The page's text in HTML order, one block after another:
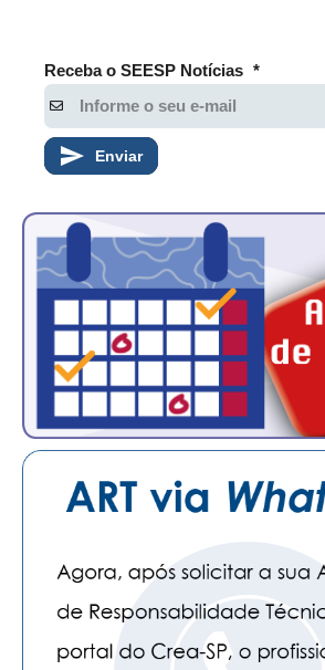
NOTÍCIAS NO WHATSAPP
FOTOS
PUBLICAÇÕES
PUBLICIDADE
MANUAL DE REDAÇÃO
CONTATO
ASSOCIE-SE
ATUALIZAÇÃO CADASTRAL
Receba o SEESP Notícias *
Enviar